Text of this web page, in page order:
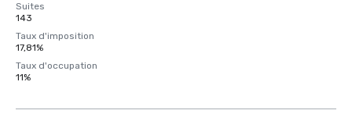
Suites
143
Taux d'imposition
17,81%
Taux d'occupation
11%